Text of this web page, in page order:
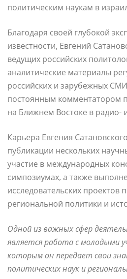
политическим наукам в
Благодаря своей глубокой
известности, Евгений
ведущих российских
аналитические материалы
российских и зарубежных
постоянным комментатором
на Ближнем Востоке в радио-
Карьера Евгения
публикации нескольких
участие в международных
симпозиумах, а также
исследовательских проектов
региональной политики и
Одной из важных сфер
является работа с молодыми
которым он передает свои
политических наук и